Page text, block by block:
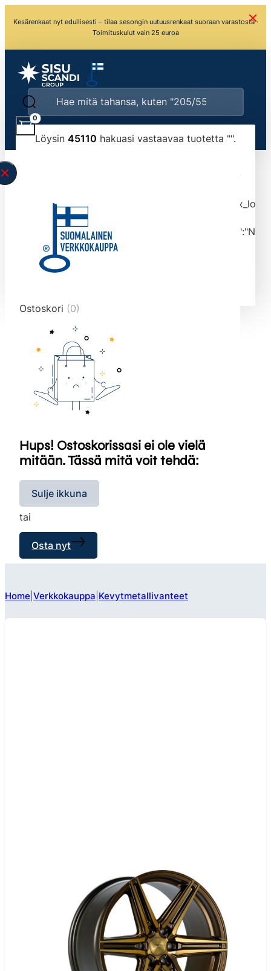
Kesärenkaat nyt edullisesti – tilaa sesongin uutuusrenkaat suoraan varastosta ·
Toimituskulut vain 25 euroa
Löysin 45110 hakuasi vastaavaa tuotetta "".
typed the search query correctly.<br>Currently
tmlmvi","meta_query":
data-original-query-vars="[]" data-page="1"
data-max-pages="4511" data-start="1" data-
end="10">
0
Ostoskori (0)
Hups! Ostoskorissasi ei ole vielä
mitään. Tässä mitä voit tehdä:
Sulje ikkuna
tai
Osta nyt
Home Verkkokauppa Kevytmetallivanteet